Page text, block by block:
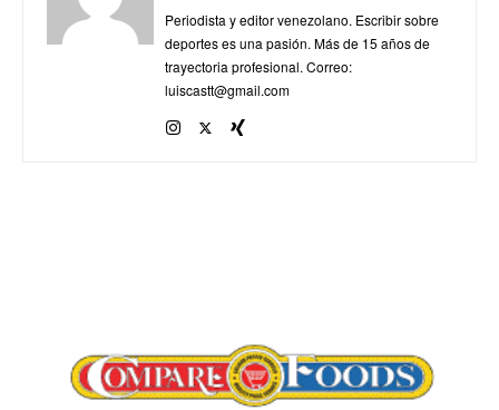
Periodista y editor venezolano. Escribir sobre
deportes es una pasión. Más de 15 años de
trayectoria profesional. Correo:
luiscastt@gmail.com